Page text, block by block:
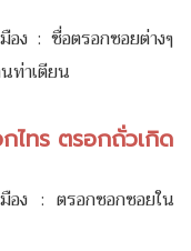
อง : ชื่อตรอกซอยต่างๆ
ท่าเตียน
ไทร ตรอกถั่วเกิด
อง : ตรอกซอกซอยใน